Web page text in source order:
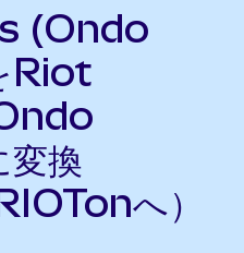
(Ondo
Riot
換
へ）